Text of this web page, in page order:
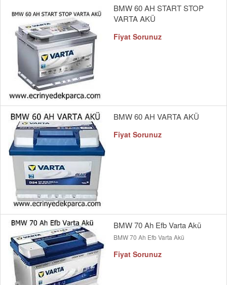
BMW 60 AH START STOP
VARTA AKÜ
Fiyat Sorunuz
BMW 60 AH VARTA AKÜ
Fiyat Sorunuz
BMW 70 Ah Efb Varta Akü
BMW 70 Ah Efb Varta Akü
Fiyat Sorunuz